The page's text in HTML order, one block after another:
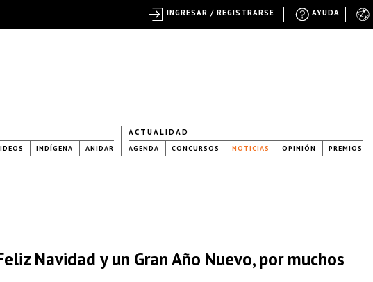
INDÍGENA ANIDAR
ACTUALIDAD
AGENDA CONCURSOS NOTICIAS OPINIÓN PREMIOS
Navidad y un Gran Año Nuevo, por muchos
AYUDA
INGRESAR / REGISTRARSE